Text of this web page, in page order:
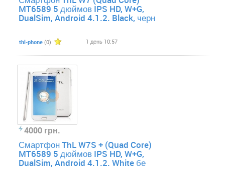
MT6589 5 дюймов IPS HD, W+G,
DualSim, Android 4.1.2. Black, черн
thl-phone (0) 1 день 10:57
4000 грн.
Смартфон ThL W7S + (Quad Core)
MT6589 5 дюймов IPS HD, W+G,
DualSim, Android 4.1.2. White бе